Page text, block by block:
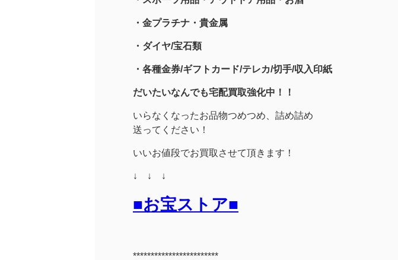
・金プラチナ・貴金属
・ ダイヤ/宝石類
・各種金券/ギフトカード/テレカ/切手/収入印紙
だいたいなんでも宅配買取強化中！！
いらなくなったお品物つめつめ、詰め詰め
送ってください！
いいお値段でお買取させて頂きます！
↓ ↓ ↓
■お宝ストア■
************************